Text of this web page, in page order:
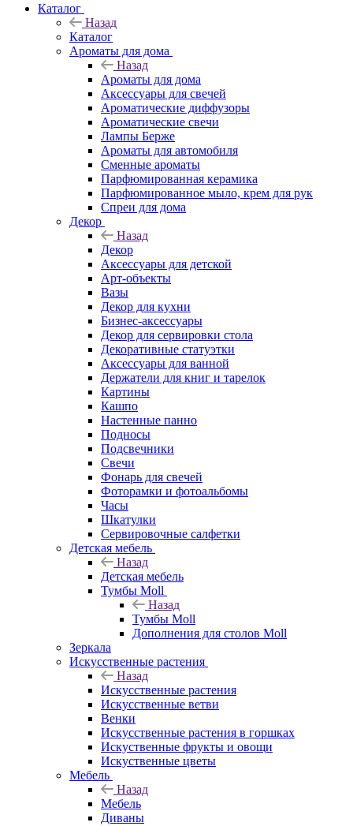
Каталог
Назад
Каталог
Ароматы для дома
Назад
Ароматы для дома
Аксессуары для свечей
Ароматические диффузоры
Ароматические свечи
Лампы Берже
Ароматы для автомобиля
Сменные ароматы
Парфюмированная керамика
Парфюмированное мыло, крем для рук
Спреи для дома
Декор
Назад
Декор
Аксессуары для детской
Арт-объекты
Вазы
Декор для кухни
Бизнес-аксессуары
Декор для сервировки стола
Декоративные статуэтки
Аксессуары для ванной
Держатели для книг и тарелок
Картины
Кашпо
Настенные панно
Подносы
Подсвечники
Свечи
Фонарь для свечей
Фоторамки и фотоальбомы
Часы
Шкатулки
Сервировочные салфетки
Детская мебель
Назад
Детская мебель
Тумбы Moll
Назад
Тумбы Moll
Дополнения для столов Moll
Зеркала
Искусственные растения
Назад
Искусственные растения
Искусственные ветви
Венки
Искусственные растения в горшках
Искуственные фрукты и овощи
Искуственные цветы
Мебель
Назад
Мебель
Диваны